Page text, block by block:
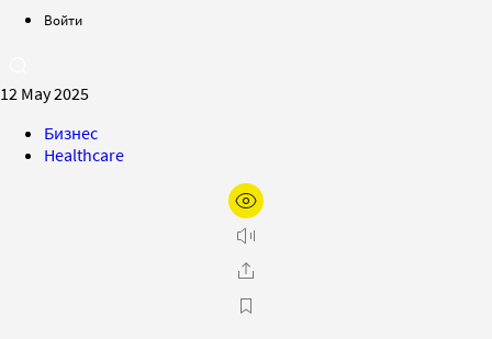
Войти
12 May 2025
Бизнес
Healthcare